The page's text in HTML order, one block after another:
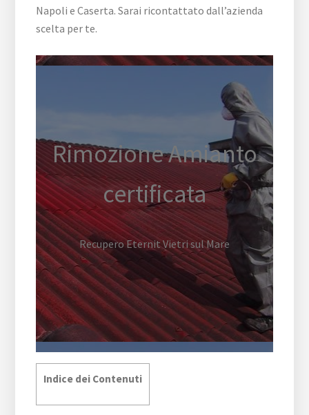
Napoli e Caserta. Sarai ricontattato dall’azienda
scelta per te.
Rimozione Amianto
certificata
Recupero Eternit Vietri sul Mare
Indice dei Contenuti